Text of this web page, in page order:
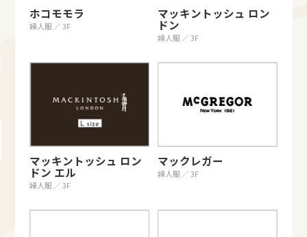
ホコモモラ
婦人服 ／ 3F
マッキントッシュ ロン
ドン
婦人服 ／ 3F
マッキントッシュ ロン
ドン エル
婦人服 ／ 3F
マックレガー
婦人服 ／ 3F